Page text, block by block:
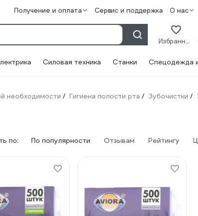
Получение и оплата Сервис и поддержка О нас
Избранное
Силовая техника Станки Спецодежда
необходимости / Гигиена полости рта / Зубочистки /
по: По популярности Отзывам Рейтингу